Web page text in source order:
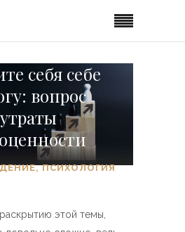
себя себе
вопрос
утраты
,ПСИХОЛОГИЯ
этой темы,